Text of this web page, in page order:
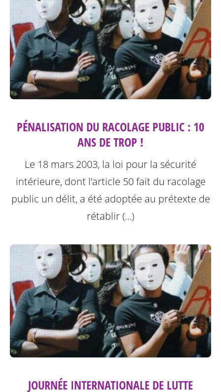
PÉNALISATION DU RACOLAGE PUBLIC : 10
ANS DE TROP !
Le 18 mars 2003, la loi pour la sécurité
intérieure, dont l’article 50 fait du racolage
public un délit, a été adoptée au prétexte de
rétablir (…)
JOURNÉE INTERNATIONALE DE LUTTE